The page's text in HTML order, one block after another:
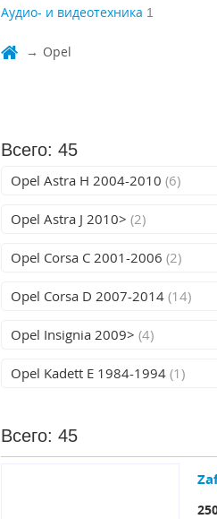
Аудио- и видеотехника 1
Opel
Всего: 45
Opel Astra H 2004-2010 (6)
Opel Astra J 2010> (2)
Opel Corsa C 2001-2006 (2)
Opel Corsa D 2007-2014 (14)
Opel Insignia 2009> (4)
Opel Kadett E 1984-1994 (1)
Всего: 45